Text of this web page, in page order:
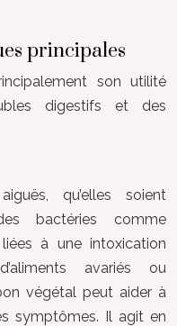
principales
son utilité
digestifs et des
qu’elles soient
bactéries comme
à une intoxication
avariés ou
végétal peut aider à
symptômes. Il agit en